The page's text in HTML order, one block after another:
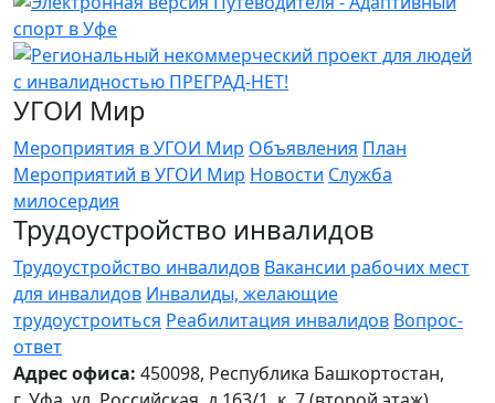
УГОИ Мир
Мероприятия в УГОИ Мир Объявления План
Мероприятий в УГОИ Мир Новости Служба
милосердия
Трудоустройство инвалидов
Трудоустройство инвалидов Вакансии рабочих мест
для инвалидов Инвалиды, желающие
трудоустроиться Реабилитация инвалидов Вопрос-
ответ
Адрес офиса: 450098, Республика Башкортостан,